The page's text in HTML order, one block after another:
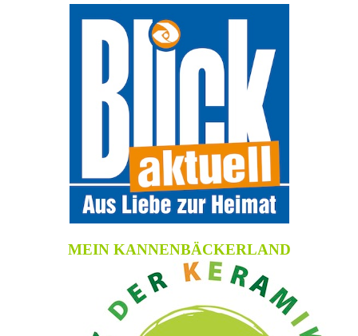
MEIN KANNENBÄCKERLAND